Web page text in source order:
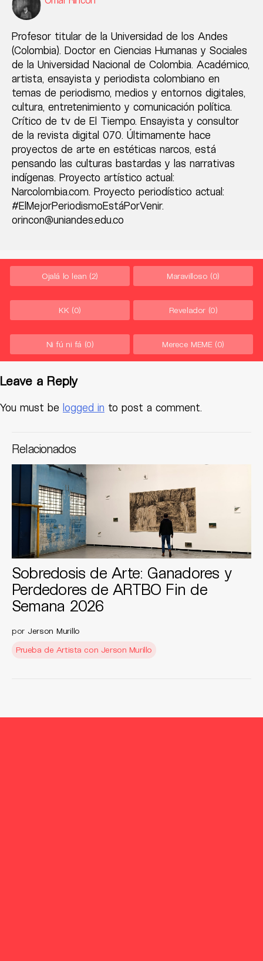
Profesor titular de la Universidad de los Andes
(Colombia). Doctor en Ciencias Humanas y Sociales
de la Universidad Nacional de Colombia. Académico,
artista, ensayista y periodista colombiano en
temas de periodismo, medios y entornos digitales,
cultura, entretenimiento y comunicación política.
Crítico de tv de El Tiempo. Ensayista y consultor
de la revista digital 070. Últimamente hace
proyectos de arte en estéticas narcos, está
pensando las culturas bastardas y las narrativas
indígenas. Proyecto artístico actual:
Narcolombia.com. Proyecto periodístico actual:
#ElMejorPeriodismoEstáPorVenir.
orincon@uniandes.edu.co
Ojalá lo lean (2) Maravilloso (0)
KK (0) Revelador (0)
Ni fú ni fá (0) Merece MEME (0)
Leave a Reply
You must be logged in to post a comment.
Relacionados
Sobredosis de Arte: Ganadores y
Perdedores de ARTBO Fin de
Semana 2026
por Jerson Murillo
Prueba de Artista con Jerson Murillo